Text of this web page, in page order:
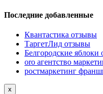
Последние добавленные
Квантастика отзывы
ТаргетЛид отзывы
Белгородские яблоки
oro агентство
ростмаркетинг
x